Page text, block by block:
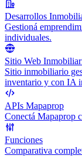
Desarrollos
Gestioná
individuales.
Sitio Web
Sitio inmobiliario
inventario y con IA
APIs Mapaprop
Conectá Mapaprop
Funciones
Comparativa